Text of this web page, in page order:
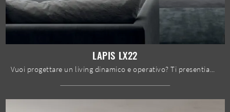
LAPIS LX22